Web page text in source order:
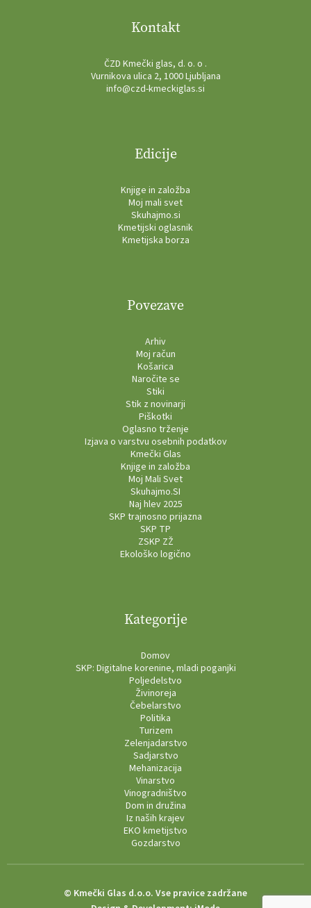
Kontakt
ČZD Kmečki glas, d. o. o .
Vurnikova ulica 2, 1000 Ljubljana
info@czd-kmeckiglas.si
Edicije
Knjige in založba
Moj mali svet
Skuhajmo.si
Kmetijski oglasnik
Kmetijska borza
Povezave
Arhiv
Moj račun
Košarica
Naročite se
Stiki
Stik z novinarji
Piškotki
Oglasno trženje
Izjava o varstvu osebnih podatkov
Kmečki Glas
Knjige in založba
Moj Mali Svet
Skuhajmo.SI
Naj hlev 2025
SKP trajnosno prijazna
SKP TP
ZSKP ZŽ
Ekološko logično
Kategorije
Domov
SKP: Digitalne korenine, mladi poganjki
Poljedelstvo
Živinoreja
Čebelarstvo
Politika
Turizem
Zelenjadarstvo
Sadjarstvo
Mehanizacija
Vinarstvo
Vinogradništvo
Dom in družina
Iz naših krajev
EKO kmetijstvo
Gozdarstvo
© Kmečki Glas d.o.o. Vse pravice zadržane